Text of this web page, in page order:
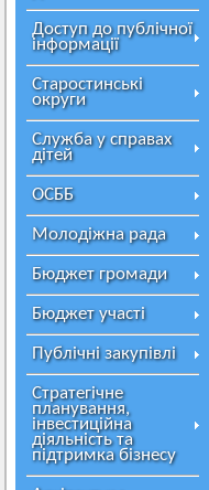
Доступ до публічної
інформації
Старостинські
округи
Служба у справах
дітей
ОСББ
Молодіжна рада
Бюджет громади
Бюджет участі
Публічні закупівлі
Стратегічне
планування,
інвестиційна
діяльність та
підтримка бізнесу